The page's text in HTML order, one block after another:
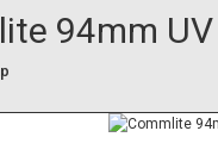
94mm